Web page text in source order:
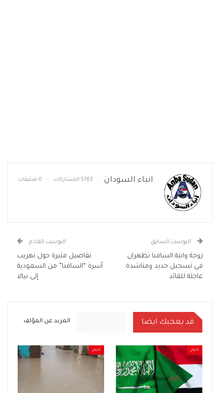
انباء السودان 5763 المشاركات 0 تعليقات
البوست السابق
زوجة وابنة السافنا تظهران
في تسجيل جديد ومناشدة
عاجلة للقائد
البوست القادم
تفاصيل مثيرة حول تهريب
أسرة “السافنا” من السعودية
إلى نيالا
قد يعجبك ايضا المزيد عن المؤلف
اخبار اخبار